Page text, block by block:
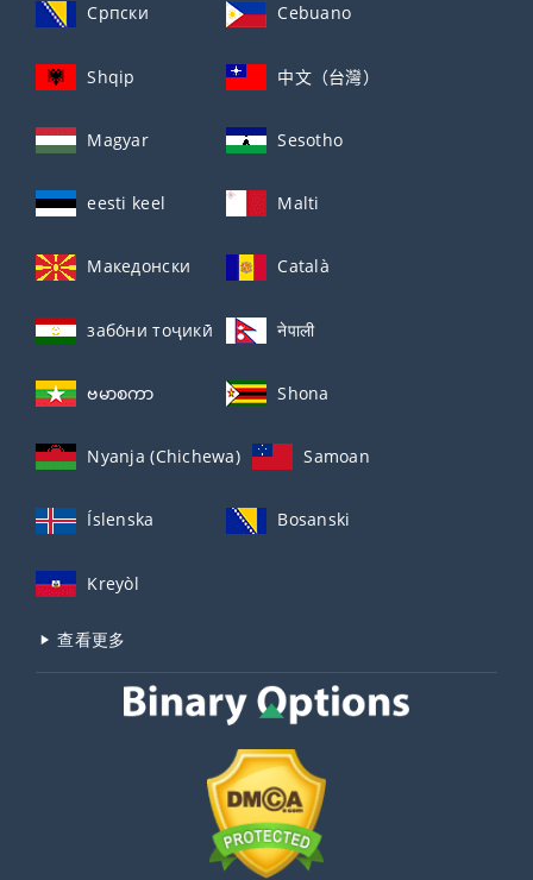
Српски Cebuano
Shqip 中文（台灣）
Magyar Sesotho
eesti keel Malti
Македонски Català
забо́ни тоҷикӣ́ नेपाली
ဗမာစကာ Shona
Nyanja (Chichewa) Samoan
Íslenska Bosanski
Kreyòl
查看更多